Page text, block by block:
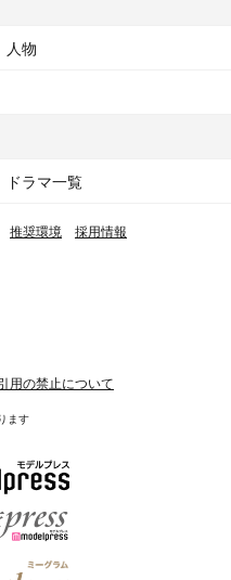
人物
ドラマ一覧
推奨環境 採用情報
用の禁止について
ます